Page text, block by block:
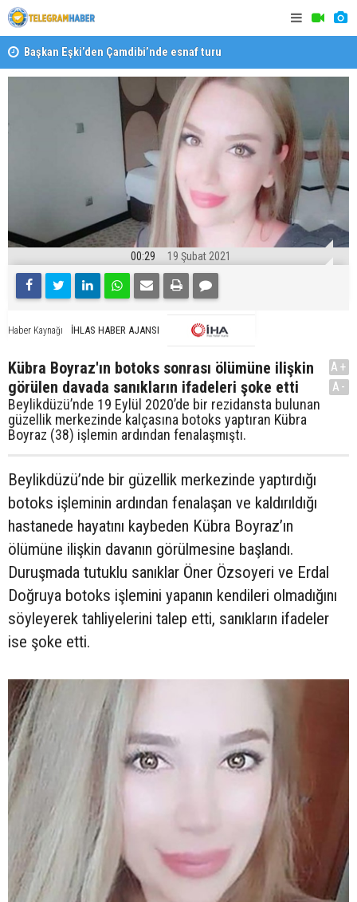
Başkan Eşki’den Çamdibi’nde esnaf turu
00:29 19 Şubat 2021
Haber Kaynağı İHLAS HABER AJANSI
Kübra Boyraz'ın botoks sonrası ölümüne ilişkin
görülen davada sanıkların ifadeleri şoke etti
Beylikdüzü’nde 19 Eylül 2020’de bir rezidansta bulunan
güzellik merkezinde kalçasına botoks yaptıran Kübra
Boyraz (38) işlemin ardından fenalaşmıştı.
A+
A-
Beylikdüzü’nde bir güzellik merkezinde yaptırdığı
botoks işleminin ardından fenalaşan ve kaldırıldığı
hastanede hayatını kaybeden Kübra Boyraz’ın
ölümüne ilişkin davanın görülmesine başlandı.
Duruşmada tutuklu sanıklar Öner Özsoyeri ve Erdal
Doğruya botoks işlemini yapanın kendileri olmadığını
söyleyerek tahliyelerini talep etti, sanıkların ifadeler
ise şoke etti.